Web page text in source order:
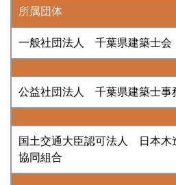
所属団体
一般社団法人 千葉県建築士会
公益社団法人 千葉県建築士事
国土交通大臣認可法人 日本木
協同組合